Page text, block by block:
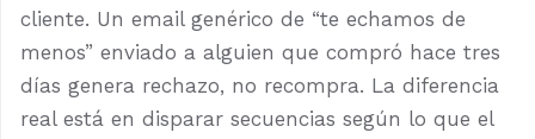
cliente. Un email genérico de “te echamos de
menos” enviado a alguien que compró hace tres
días genera rechazo, no recompra. La diferencia
real está en disparar secuencias según lo que el